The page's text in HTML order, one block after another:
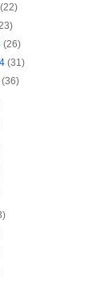
(22)
(26)
(31)
(36)